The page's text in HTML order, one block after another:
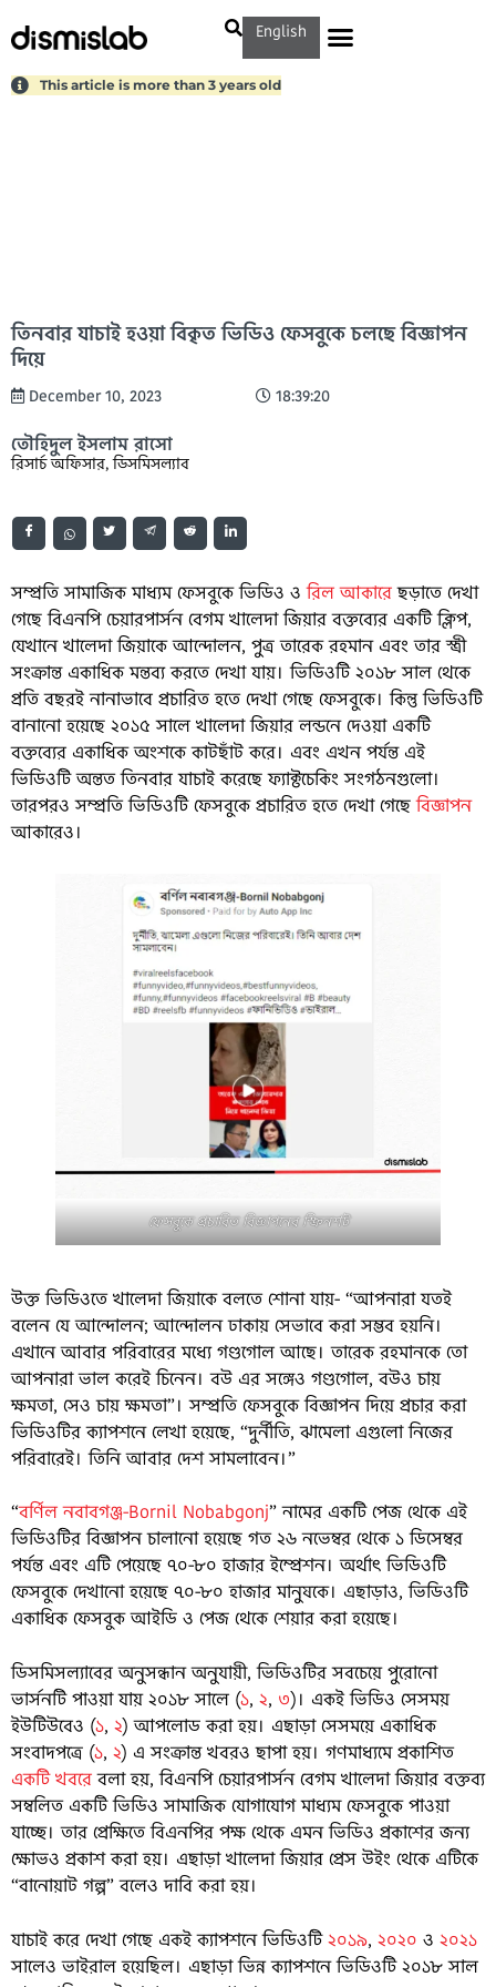
English
This article is more than 3 years old
তিনবার যাচাই হওয়া বিকৃত ভিডিও ফেসবুকে চলছে বিজ্ঞাপন
দিয়ে
December 10, 2023 18:39:20
তৌহিদুল ইসলাম রাসো
রিসার্চ অফিসার, ডিসমিসল্যাব
সম্প্রতি সামাজিক মাধ্যম ফেসবুকে ভিডিও ওরিল আকারেছড়াতে দেখা
গেছে বিএনপি চেয়ারপার্সন বেগম খালেদা জিয়ার বক্তব্যের একটি ক্লিপ,
যেখানে খালেদা জিয়াকে আন্দোলন, পুত্র তারেক রহমান এবং তার স্ত্রী
সংক্রান্ত একাধিক মন্তব্য করতে দেখা যায়। ভিডিওটি ২০১৮ সাল থেকে
প্রতি বছরই নানাভাবে প্রচারিত হতে দেখা গেছে ফেসবুকে। কিন্তু ভিডিওটি
বানানো হয়েছে ২০১৫ সালে খালেদা জিয়ার লন্ডনে দেওয়া একটি
বক্তব্যের একাধিক অংশকে কাটছাঁট করে। এবং এখন পর্যন্ত এই
ভিডিওটি অন্তত তিনবার যাচাই করেছে ফ্যাক্টচেকিং সংগঠনগুলো।
তারপরও সম্প্রতি ভিডিওটি ফেসবুকে প্রচারিত হতে দেখা গেছেবিজ্ঞাপন
আকারেও।
ফেসবুকে প্রচারিত বিজ্ঞাপনের স্ক্রিনশট
উক্ত ভিডিওতে খালেদা জিয়াকে বলতে শোনা যায়- “আপনারা যতই
বলেন যে আন্দোলন; আন্দোলন ঢাকায় সেভাবে করা সম্ভব হয়নি।
এখানে আবার পরিবারের মধ্যে গণ্ডগোল আছে। তারেক রহমানকে তো
আপনারা ভাল করেই চিনেন। বউ এর সঙ্গেও গণ্ডগোল, বউও চায়
ক্ষমতা, সেও চায় ক্ষমতা”। সম্প্রতি ফেসবুকে বিজ্ঞাপন দিয়ে প্রচার করা
ভিডিওটির ক্যাপশনে লেখা হয়েছে, “দুর্নীতি, ঝামেলা এগুলো নিজের
পরিবারেই। তিনি আবার দেশ সামলাবেন।”
“বর্ণিল নবাবগঞ্জ-Bornil Nobabgonj” নামের একটি পেজ থেকে এই
ভিডিওটির বিজ্ঞাপন চালানো হয়েছে গত ২৬ নভেম্বর থেকে ১ ডিসেম্বর
পর্যন্ত এবং এটি পেয়েছে ৭০-৮০ হাজার ইম্প্রেশন। অর্থাৎ ভিডিওটি
ফেসবুকে দেখানো হয়েছে ৭০-৮০ হাজার মানুষকে। এছাড়াও, ভিডিওটি
একাধিক ফেসবুক আইডি ও পেজ থেকে শেয়ার করা হয়েছে।
ডিসমিসল্যাবের অনুসন্ধান অনুযায়ী, ভিডিওটির সবচেয়ে পুরোনো
ভার্সনটি পাওয়া যায় ২০১৮ সালে (১, ২, ৩)। একই ভিডিও সেসময়
ইউটিউবেও (১, ২) আপলোড করা হয়। এছাড়া সেসময়ে একাধিক
সংবাদপত্রে (১, ২) এ সংক্রান্ত খবরও ছাপা হয়। গণমাধ্যমে প্রকাশিত
একটি খবরেবলা হয়, বিএনপি চেয়ারপার্সন বেগম খালেদা জিয়ার বক্তব্য
সম্বলিত একটি ভিডিও সামাজিক যোগাযোগ মাধ্যম ফেসবুকে পাওয়া
যাচ্ছে। তার প্রেক্ষিতে বিএনপির পক্ষ থেকে এমন ভিডিও প্রকাশের জন্য
ক্ষোভও প্রকাশ করা হয়। এছাড়া খালেদা জিয়ার প্রেস উইং থেকে এটিকে
“বানোয়াট গল্প” বলেও দাবি করা হয়।
যাচাই করে দেখা গেছে একই ক্যাপশনে ভিডিওটি২০১৯, ২০২০ ও ২০২১
সালেও ভাইরাল হয়েছিল। এছাড়া ভিন্ন ক্যাপশনে ভিডিওটি ২০১৮ সাল